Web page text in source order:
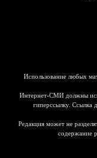
Использование любых
Интернет-СМИ должны
гиперссылку. Ссылка
Редакция может не
содержание